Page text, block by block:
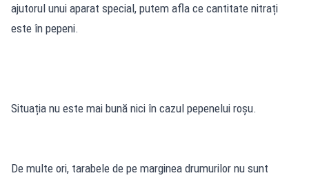
ajutorul unui aparat special, putem afla ce cantitate nitrați
este în pepeni.
Situația nu este mai bună nici în cazul pepenelui roșu.
De multe ori, tarabele de pe marginea drumurilor nu sunt